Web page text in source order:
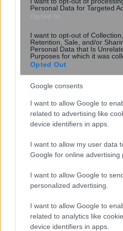
Personal Data for Targeted
I want to opt-out of Collection,
Retention, Sale, and/or
Personal Data that Is
Purposes for which it was
Opted Out
Google consents
I want to allow Google to
related to advertising like
device identifiers in apps.
I want to allow my user data
Google for online advertising
I want to allow Google to
personalized advertising.
I want to allow Google to
related to analytics like
device identifiers in apps.
, 27 Νοεμβρίου 2023 ||
myPROPERTY: Τι
στην Ηλεκτρονική
κληρονομιάς